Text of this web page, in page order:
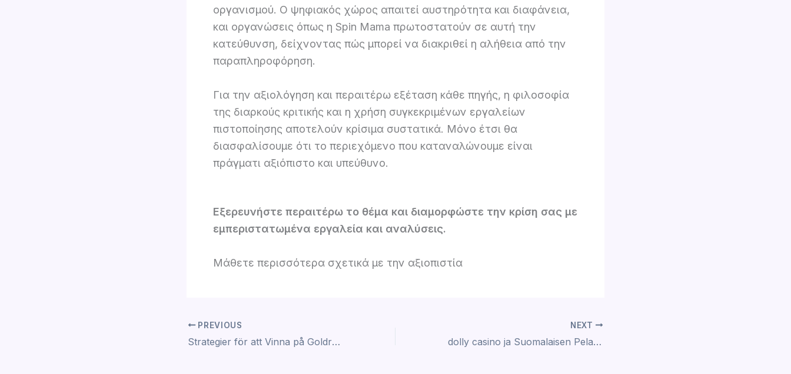
οργανισμού. Ο ψηφιακός χώρος απαιτεί αυστηρότητα και διαφάνεια,
και οργανώσεις όπως η Spin Mama πρωτοστατούν σε αυτή την
κατεύθυνση, δείχνοντας πώς μπορεί να διακριθεί η αλήθεια από την
παραπληροφόρηση.
Για την αξιολόγηση και περαιτέρω εξέταση κάθε πηγής, η φιλοσοφία
της διαρκούς κριτικής και η χρήση συγκεκριμένων εργαλείων
πιστοποίησης αποτελούν κρίσιμα συστατικά. Μόνο έτσι θα
διασφαλίσουμε ότι το περιεχόμενο που καταναλώνουμε είναι
πράγματι αξιόπιστο και υπεύθυνο.
Εξερευνήστε περαιτέρω το θέμα και διαμορφώστε την κρίση σας με
εμπεριστατωμένα εργαλεία και αναλύσεις.
Μάθετε περισσότερα σχετικά με την αξιοπιστία
PREVIOUS
Strategier för att Vinna på Goldroll Casino
NEXT
dolly casino ja Suomalaisen Pelaajan Yksityiskohdat